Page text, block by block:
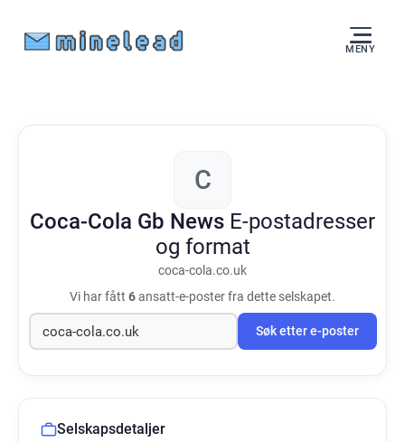
MENY
C
Coca-Cola Gb News E-postadresser
og format
coca-cola.co.uk
Vi har fått 6ansatt-e-poster fra dette selskapet.
Søk etter e-poster
Selskapsdetaljer